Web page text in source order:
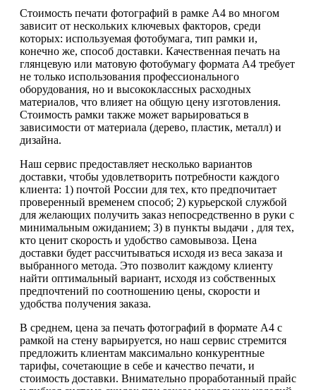
Стоимость печати фотографий в рамке А4 во многом
зависит от нескольких ключевых факторов, среди
которых: используемая фотобумага, тип рамки и,
конечно же, способ доставки. Качественная печать на
глянцевую или матовую фотобумагу формата А4 требует
не только использования профессионального
оборудования, но и высококлассных расходных
материалов, что влияет на общую цену изготовления.
Стоимость рамки также может варьироваться в
зависимости от материала (дерево, пластик, металл) и
дизайна.
Наш сервис предоставляет несколько вариантов
доставки, чтобы удовлетворить потребности каждого
клиента: 1) почтой России для тех, кто предпочитает
проверенный временем способ; 2) курьерской службой
для желающих получить заказ непосредственно в руки с
минимальным ожиданием; 3) в пункты выдачи , для тех,
кто ценит скорость и удобство самовывоза. Цена
доставки будет рассчитываться исходя из веса заказа и
выбранного метода. Это позволит каждому клиенту
найти оптимальный вариант, исходя из собственных
предпочтений по соотношению цены, скорости и
удобства получения заказа.
В среднем, цена за печать фотографий в формате А4 с
рамкой на стену варьируется, но наш сервис стремится
предложить клиентам максимально конкурентные
тарифы, сочетающие в себе и качество печати, и
стоимость доставки. Внимательно проработанный прайс